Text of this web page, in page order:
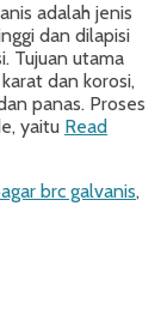
adalah jenis
dan dilapisi
Tujuan utama
dan korosi,
panas. Proses
yaitu Read
brc galvanis,